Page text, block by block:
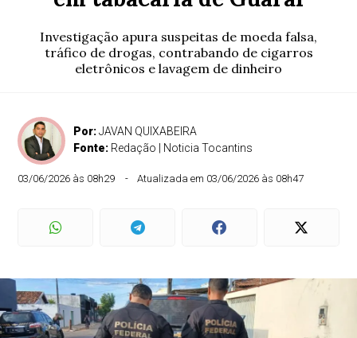
Investigação apura suspeitas de moeda falsa,
tráfico de drogas, contrabando de cigarros
eletrônicos e lavagem de dinheiro
Por:JAVAN QUIXABEIRA
Fonte: Redação | Noticia Tocantins
03/06/2026 às 08h29 Atualizada em 03/06/2026 às 08h47